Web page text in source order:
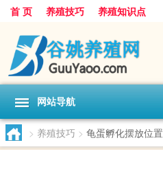
首 页 养殖技巧 养殖知识点
网站导航
> 养殖技巧 > 龟蛋孵化摆放位置